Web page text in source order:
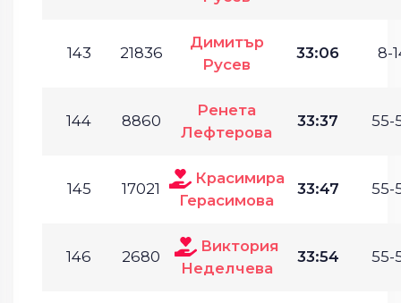
143 21836
Димитър
Русев
33:06 8-
144 8860
Ренета
Лефтерова
33:37 55-
145 17021
Красимира
Герасимова
33:47 55-
146 2680
Виктория
Неделчева
33:54 55-